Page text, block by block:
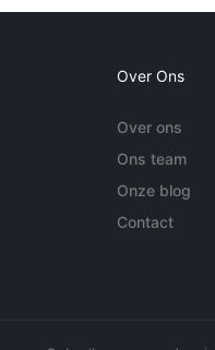
Over Ons
Over ons
Ons team
Onze blog
Contact